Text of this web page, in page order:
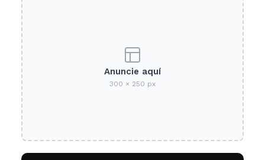
Anuncie aquí
300 × 250 px